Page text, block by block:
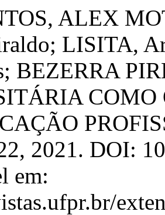
ALEX
LISITA,
BEZERRA
COMO
2021. DOI:
em: